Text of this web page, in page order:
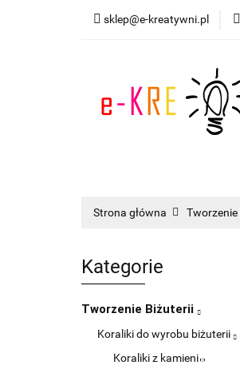
sklep@e-kreatywni.pl
Strona główna
Kategorie
Tworzenie Biżuterii
Koraliki do wyrobu biżuterii
Koraliki z kamieni